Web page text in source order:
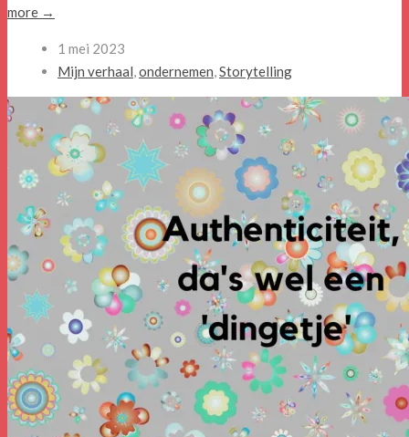
more →
1 mei 2023
Mijn verhaal,ondernemen,Storytelling